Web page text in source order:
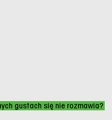
gustach się nie rozmawia?